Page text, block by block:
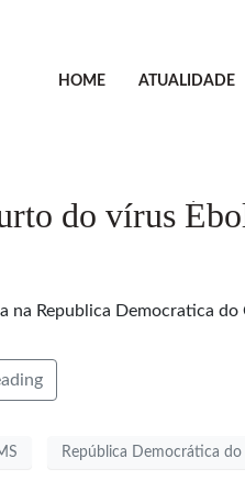
HOME ATUALIDADE
do vírus
na Republica Democratica do
República Democrática do